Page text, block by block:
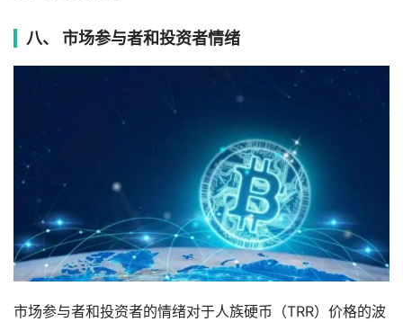
八、 市场参与者和投资者情绪
市场参与者和投资者的情绪对于人族硬币（TRR）价格的波